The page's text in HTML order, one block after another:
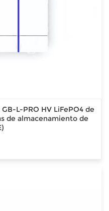
L-PRO HV LiFePO4 de
de almacenamiento de